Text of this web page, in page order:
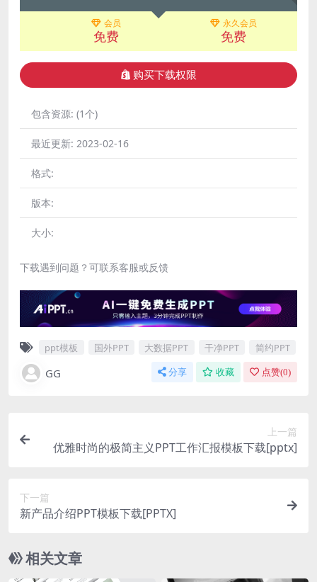
会员
免费
永久会员
免费
购买下载权限
包含资源: (1个)
最近更新: 2023-02-16
格式:
版本:
大小:
下载遇到问题？可联系客服或反馈
ppt模板 国外PPT 大数据PPT 干净PPT 简约PPT
GG 分享 收藏 点赞(0)
上一篇
优雅时尚的极简主义PPT工作汇报模板下载[pptx]
下一篇
新产品介绍PPT模板下载[PPTX]
相关文章